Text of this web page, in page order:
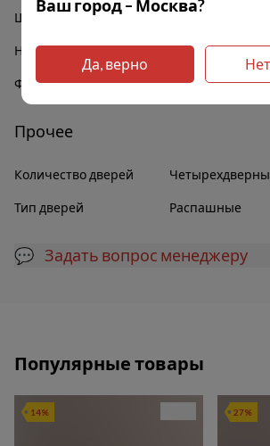
Штанга для белья
Наличие зеркал Да
Фурнитура В комплекте
Прочее
Количество дверей
Тип дверей Распашные
💬 Задать вопрос менеджеру
Популярные товары
14% 27%
Ваш город – Москва?
Да, верно